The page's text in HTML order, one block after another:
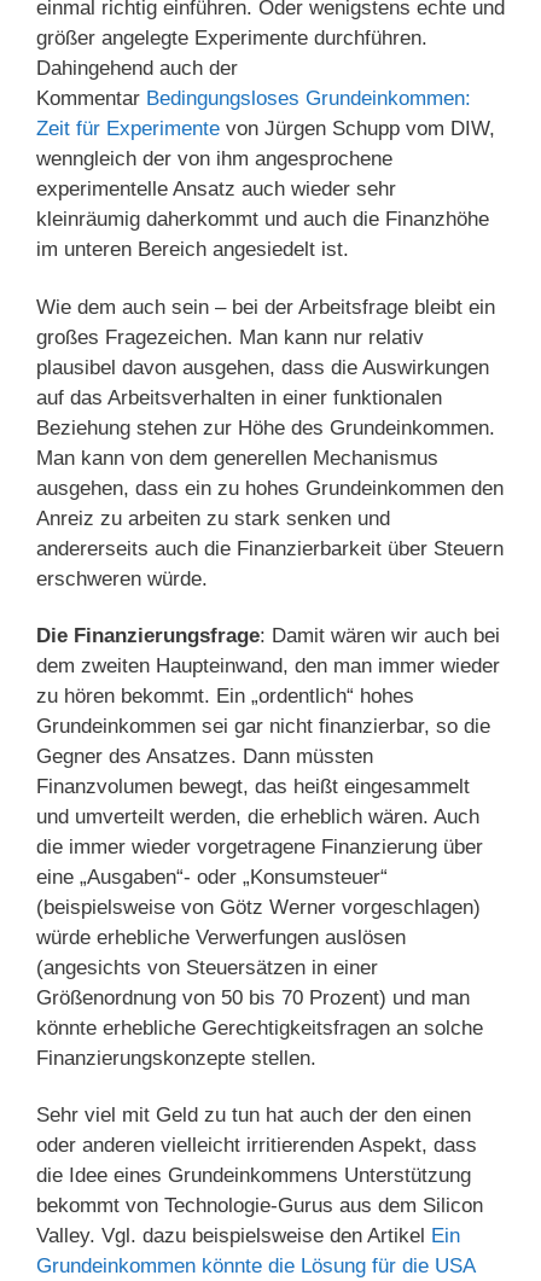
einmal richtig einführen. Oder wenigstens echte und
größer angelegte Experimente durchführen.
Dahingehend auch der
Kommentar Bedingungsloses Grundeinkommen:
Zeit für Experimente von Jürgen Schupp vom DIW,
wenngleich der von ihm angesprochene
experimentelle Ansatz auch wieder sehr
kleinräumig daherkommt und auch die Finanzhöhe
im unteren Bereich angesiedelt ist.
Wie dem auch sein – bei der Arbeitsfrage bleibt ein
großes Fragezeichen. Man kann nur relativ
plausibel davon ausgehen, dass die Auswirkungen
auf das Arbeitsverhalten in einer funktionalen
Beziehung stehen zur Höhe des Grundeinkommen.
Man kann von dem generellen Mechanismus
ausgehen, dass ein zu hohes Grundeinkommen den
Anreiz zu arbeiten zu stark senken und
andererseits auch die Finanzierbarkeit über Steuern
erschweren würde.
Die Finanzierungsfrage: Damit wären wir auch bei
dem zweiten Haupteinwand, den man immer wieder
zu hören bekommt. Ein „ordentlich“ hohes
Grundeinkommen sei gar nicht finanzierbar, so die
Gegner des Ansatzes. Dann müssten
Finanzvolumen bewegt, das heißt eingesammelt
und umverteilt werden, die erheblich wären. Auch
die immer wieder vorgetragene Finanzierung über
eine „Ausgaben“- oder „Konsumsteuer“
(beispielsweise von Götz Werner vorgeschlagen)
würde erhebliche Verwerfungen auslösen
(angesichts von Steuersätzen in einer
Größenordnung von 50 bis 70 Prozent) und man
könnte erhebliche Gerechtigkeitsfragen an solche
Finanzierungskonzepte stellen.
Sehr viel mit Geld zu tun hat auch der den einen
oder anderen vielleicht irritierenden Aspekt, dass
die Idee eines Grundeinkommens Unterstützung
bekommt von Technologie-Gurus aus dem Silicon
Valley. Vgl. dazu beispielsweise den Artikel Ein
Grundeinkommen könnte die Lösung für die USA